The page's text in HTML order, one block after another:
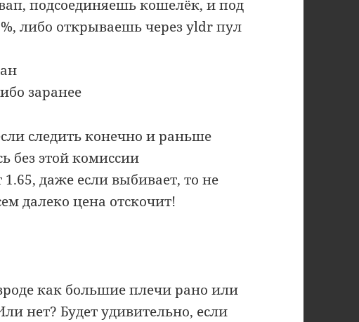
подсоединяешь кошелёк, и под
либо открываешь через yldr пул
заранее
следить конечно и раньше
без этой комиссии
даже если выбивает, то не
далеко цена отскочит!
как большие плечи рано или
нет? Будет удивительно, если